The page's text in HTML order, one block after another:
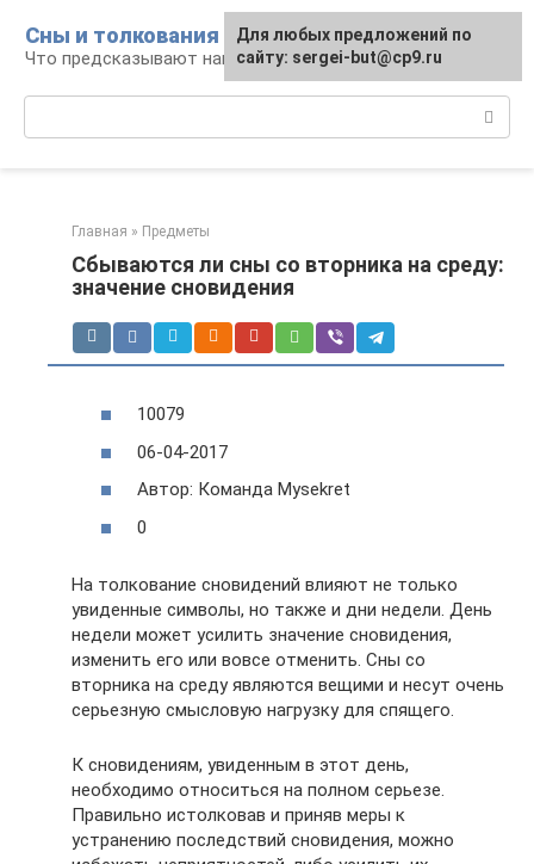
контенту
Сны и толкования
Что предсказывают нам наши сны
Главная » Предметы
Сбываются ли сны со вторника на среду:
значение сновидения
10079
06-04-2017
Автор: Команда Mysekret
0
На толкование сновидений влияют не только
увиденные символы, но также и дни недели. День
недели может усилить значение сновидения,
изменить его или вовсе отменить. Сны со
вторника на среду являются вещими и несут очень
серьезную смысловую нагрузку для спящего.
К сновидениям, увиденным в этот день,
необходимо относиться на полном серьезе.
Правильно истолковав и приняв меры к
устранению последствий сновидения, можно
Для любых предложений по
сайту: sergei-but@cp9.ru